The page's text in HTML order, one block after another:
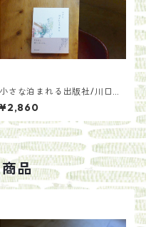
小さな泊まれる出版社/川口
瞬 來住友美
¥2,860
品